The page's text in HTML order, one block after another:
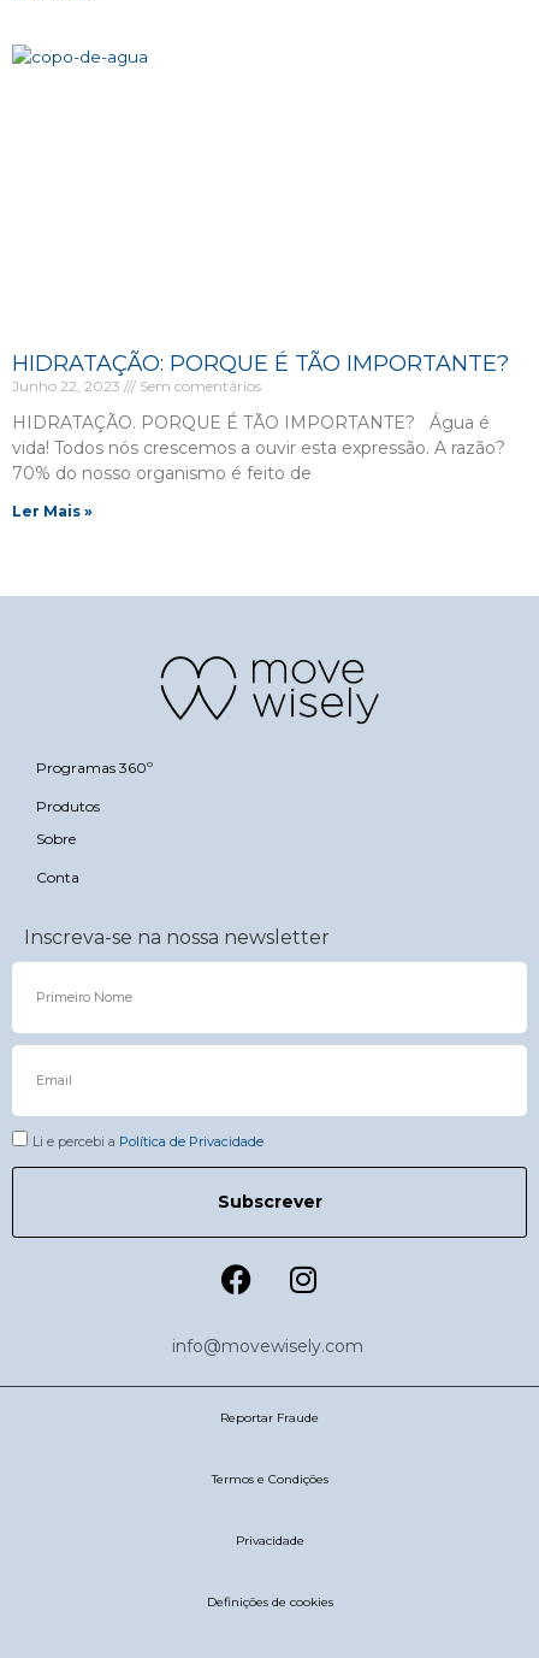
HIDRATAÇÃO: PORQUE É TÃO IMPORTANTE?
Junho 22, 2023 Sem comentários
HIDRATAÇÃO. PORQUE É TÃO IMPORTANTE? Água é
vida! Todos nós crescemos a ouvir esta expressão. A razão?
70% do nosso organismo é feito de
Ler Mais »
Programas 360º
Produtos
Sobre
Conta
Inscreva-se na nossa newsletter
Li e percebi a Política de Privacidade
Subscrever
info@movewisely.com
Reportar Fraude
Termos e Condições
Privacidade
Definições de cookies